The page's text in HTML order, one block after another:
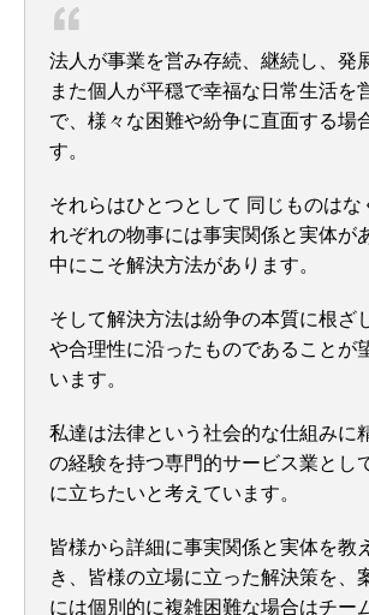
法人が事業を営み存続、継続し、発
また個人が平穏で幸福な日常生活を
で、様々な困難や紛争に直面する場
す。
それらはひとつとして 同じものはな
れぞれの物事には事実関係と実体が
中にこそ解決方法があります。
そして解決方法は紛争の本質に根ざ
や合理性に沿ったものであることが
います。
私達は法律という社会的な仕組みに
の経験を持つ専門的サービス業とし
に立ちたいと考えています。
皆様から詳細に事実関係と実体を教
き、皆様の立場に立った解決策を、
には個別的に複雑困難な場合はチー